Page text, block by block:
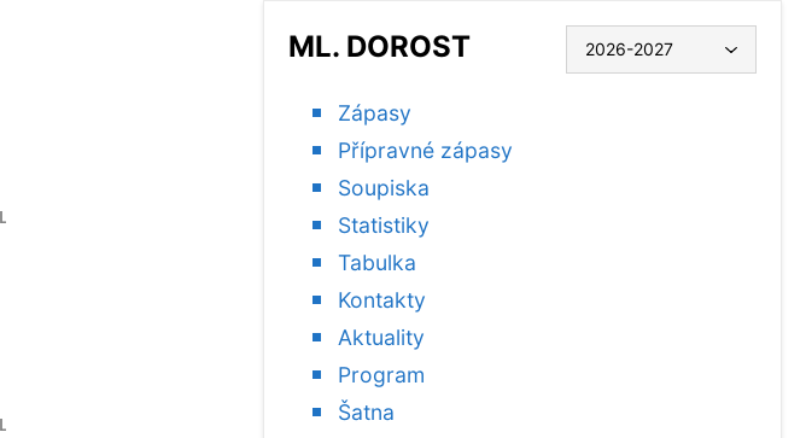
L
L
ML. DOROST
Zápasy
Přípravné zápasy
Soupiska
Statistiky
Tabulka
Kontakty
Aktuality
Program
Šatna